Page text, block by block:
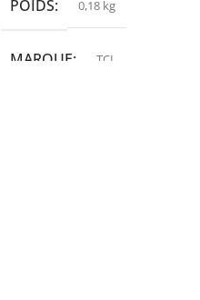
POIDS 0,18 kg
MARQUE TCL